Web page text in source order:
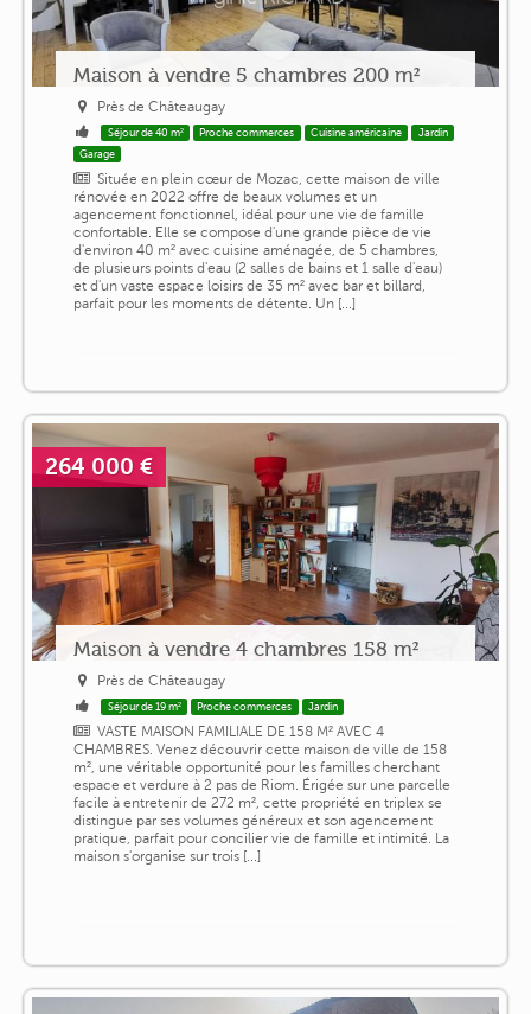
Maison à vendre 5 chambres 200 m²
Près de Châteaugay
Séjour de 40 m² Proche commerces Cuisine américaine
Jardin
Garage
Située en plein cœur de Mozac, cette maison de ville
rénovée en 2022 offre de beaux volumes et un
agencement fonctionnel, idéal pour une vie de famille
confortable. Elle se compose d'une grande pièce de vie
d'environ 40 m² avec cuisine aménagée, de 5 chambres,
de plusieurs points d'eau (2 salles de bains et 1 salle d'eau)
et d'un vaste espace loisirs de 35 m² avec bar et billard,
parfait pour les moments de détente. Un [...]
264 000 €
Maison à vendre 4 chambres 158 m²
Près de Châteaugay
Séjour de 19 m² Proche commerces Jardin
VASTE MAISON FAMILIALE DE 158 M² AVEC 4
CHAMBRES. Venez découvrir cette maison de ville de 158
m², une véritable opportunité pour les familles cherchant
espace et verdure à 2 pas de Riom. Érigée sur une parcelle
facile à entretenir de 272 m², cette propriété en triplex se
distingue par ses volumes généreux et son agencement
pratique, parfait pour concilier vie de famille et intimité. La
maison s'organise sur trois [...]